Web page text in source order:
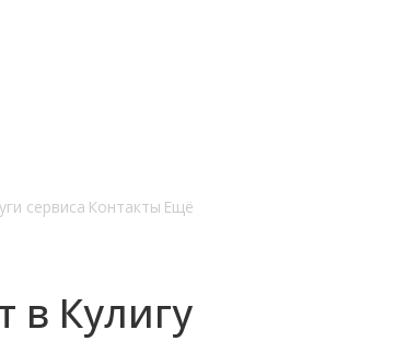
сервиса Контакты Ещё
Кулигу